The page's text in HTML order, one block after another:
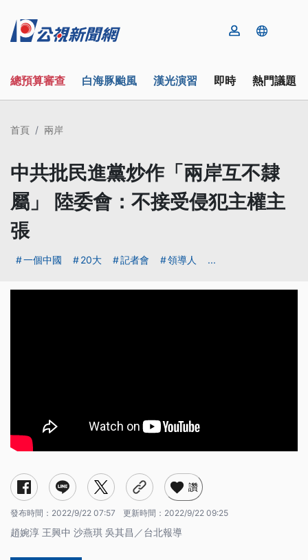
總預算審查 白海豚颱風 漢光演習 即時 熱門議題
首頁 兩岸
中共批民進黨炒作「兩岸互不隸
屬」 陸委會：不接受侵犯主權主
張
一個中國 20大 記者會 領導人 ...
讚
發布時間： 2022/9/22 07:57 更新時間： 2022/9/22 09:25
趙婉淳 王興中 沙燕琪 吳其昌／台北報導